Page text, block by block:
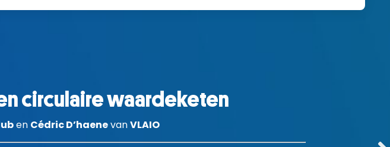
circulaire waardeketen
en Cédric D’haenevanVLAIO